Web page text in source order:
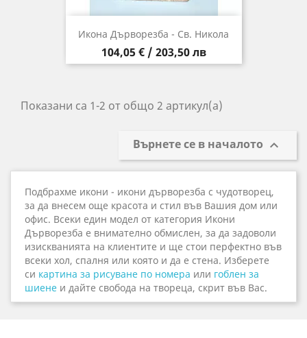
Икона Дърворезба - Св. Никола
Цена
104,05 € / 203,50 лв
Показани са 1-2 от общо 2 артикул(а)
Върнете се в началото 
Подбрахме икони - икони дърворезба с чудотворец,
за да внесем още красота и стил във Вашия дом или
офис. Всеки един модел от категория Икони
Дърворезба е внимателно обмислен, за да задоволи
изискванията на клиентите и ще стои перфектно във
всеки хол, спалня или която и да е стена. Изберете
си картина за рисуване по номера или гоблен за
шиене и дайте свобода на твореца, скрит във Вас.